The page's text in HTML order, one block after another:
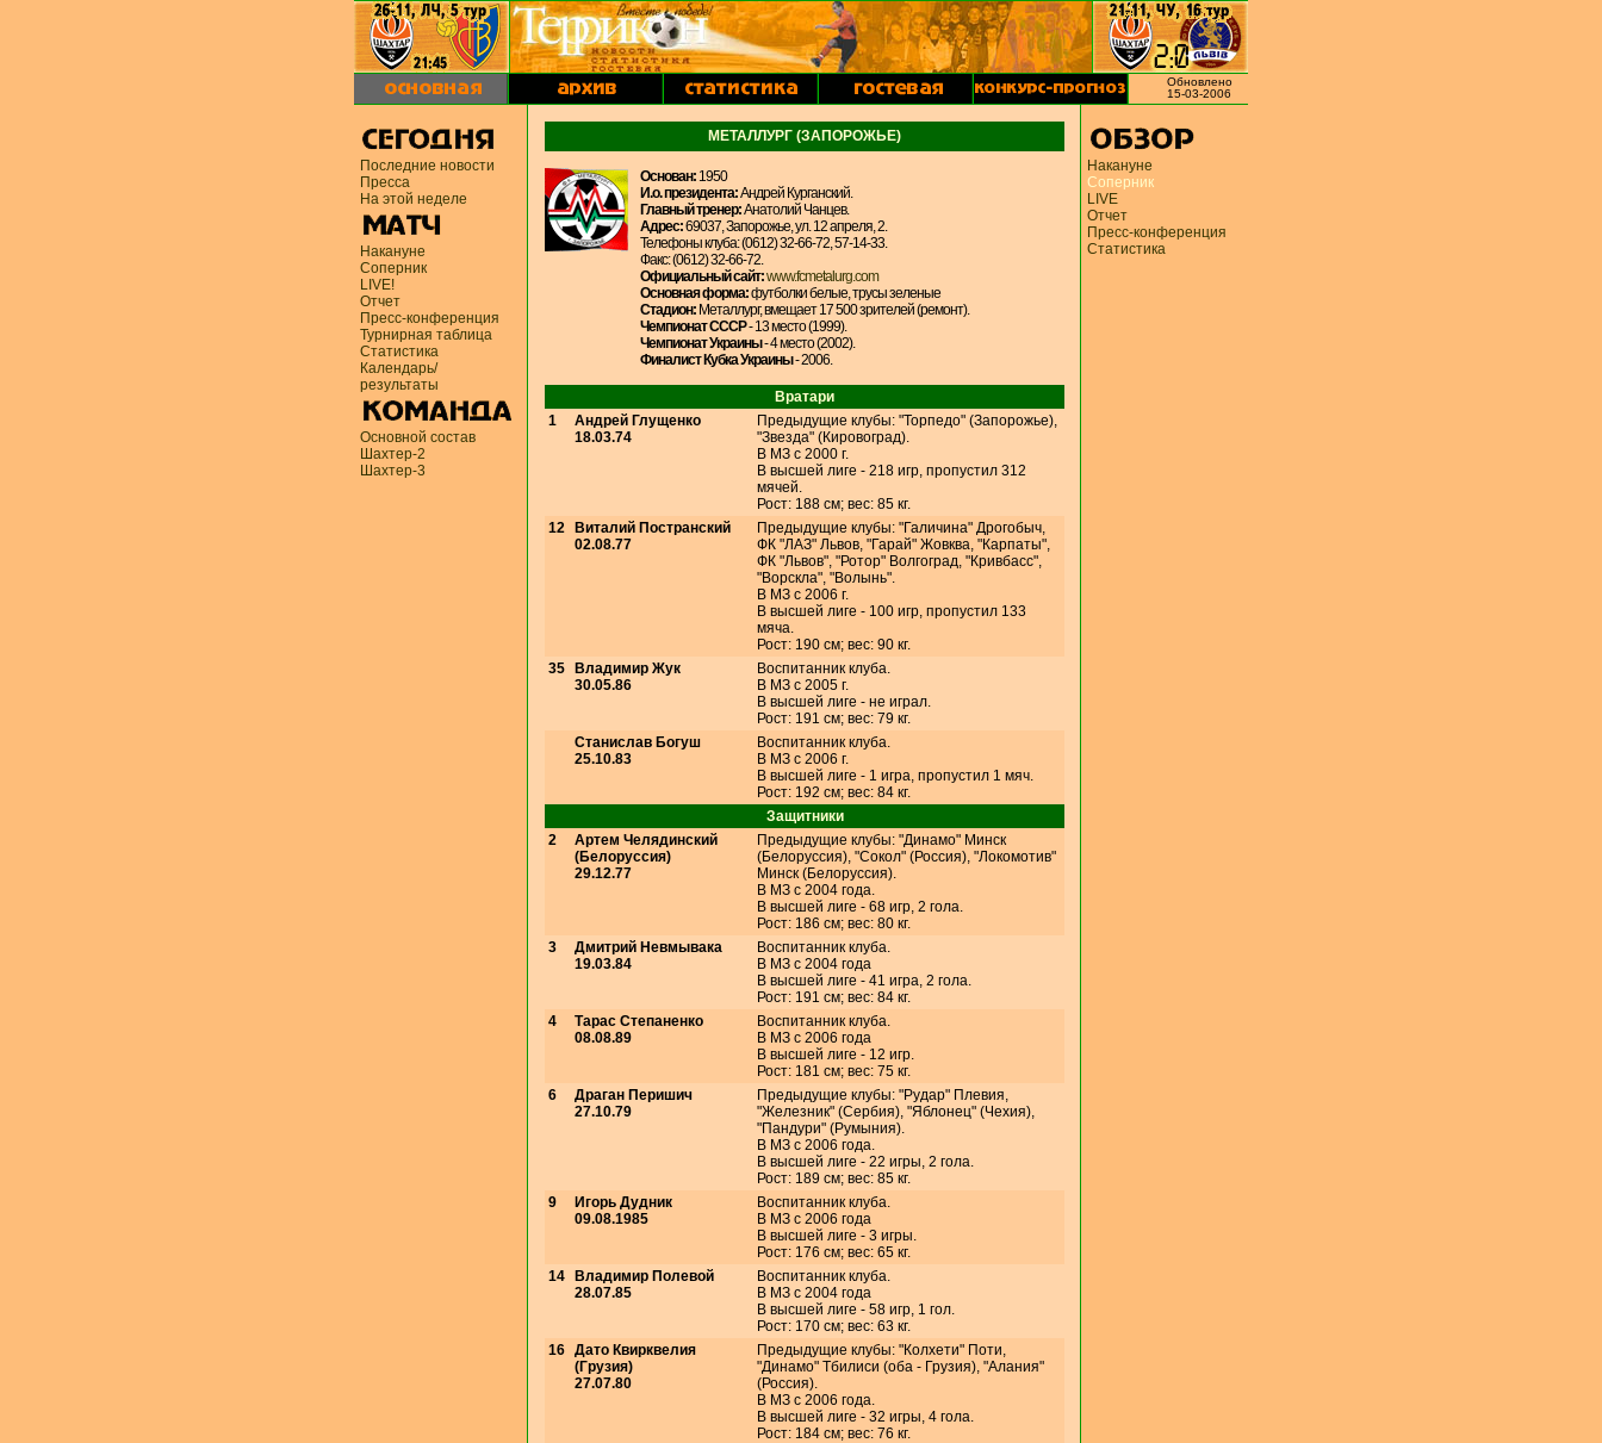
Обновлено
15-03-2006
Последние новости
Пресса
На этой неделе
Накануне
Соперник
LIVE!
Отчет
Пресс-конференция
Турнирная таблица
Статистика
Календарь/
результаты
Основной состав
Шахтер-2
Шахтер-3
МЕТАЛЛУРГ (ЗАПОРОЖЬЕ)
Основан: 1950
И.о. президента:Андрей Курганский.
Главный тренер:Анатолий Чанцев.
Адрес:69037, Запорожье, ул. 12 апреля, 2.
Телефоны клуба: (0612) 32-66-72, 57-14-33.
Факс: (0612) 32-66-72.
Официальный сайт:www.fcmetalurg.com
Основная форма:футболки белые, трусы зеленые
Стадион: Металлург, вмещает 17 500 зрителей (ремонт).
Чемпионат СССР- 13 место (1999).
Чемпионат Украины- 4 место (2002).
Финалист Кубка Украины- 2006.
Вратари
1
Андрей Глущенко
18.03.74
Предыдущие клубы: "Торпедо" (Запорожье),
"Звезда" (Кировоград).
В МЗ с 2000 г.
В высшей лиге - 218 игр, пропустил 312
мячей.
Рост: 188 см; вес: 85 кг.
12
Виталий Постранский
02.08.77
Предыдущие клубы: "Галичина" Дрогобыч,
ФК "ЛАЗ" Львов, "Гарай" Жовква, "Карпаты",
ФК "Львов", "Ротор" Волгоград, "Кривбасс",
"Ворскла", "Волынь".
В МЗ с 2006 г.
В высшей лиге - 100 игр, пропустил 133
мяча.
Рост: 190 см; вес: 90 кг.
35
Владимир Жук
30.05.86
Воспитанник клуба.
В МЗ с 2005 г.
В высшей лиге - не играл.
Рост: 191 см; вес: 79 кг.
Станислав Богуш
25.10.83
Воспитанник клуба.
В МЗ с 2006 г.
В высшей лиге - 1 игра, пропустил 1 мяч.
Рост: 192 см; вес: 84 кг.
Защитники
2
Артем Челядинский
(Белоруссия)
29.12.77
Предыдущие клубы: "Динамо" Минск
(Белоруссия), "Сокол" (Россия), "Локомотив"
Минск (Белоруссия).
В МЗ с 2004 года.
В высшей лиге - 68 игр, 2 гола.
Рост: 186 см; вес: 80 кг.
3
Дмитрий Невмывака
19.03.84
Воспитанник клуба.
В МЗ с 2004 года
В высшей лиге - 41 игра, 2 гола.
Рост: 191 см; вес: 84 кг.
4
Тарас Степаненко
08.08.89
Воспитанник клуба.
В МЗ с 2006 года
В высшей лиге - 12 игр.
Рост: 181 см; вес: 75 кг.
6
Драган Перишич
27.10.79
Предыдущие клубы: "Рудар" Плевия,
"Железник" (Сербия), "Яблонец" (Чехия),
"Пандури" (Румыния).
В МЗ с 2006 года.
В высшей лиге - 22 игры, 2 гола.
Рост: 189 см; вес: 85 кг.
9
Игорь Дудник
09.08.1985
Воспитанник клуба.
В МЗ с 2006 года
В высшей лиге - 3 игры.
Рост: 176 см; вес: 65 кг.
14
Владимир Полевой
28.07.85
Воспитанник клуба.
В МЗ с 2004 года
В высшей лиге - 58 игр, 1 гол.
Рост: 170 см; вес: 63 кг.
16 Дато Квирквелия
(Грузия)
27.07.80
Предыдущие клубы: "Колхети" Поти,
"Динамо" Тбилиси (оба - Грузия), "Алания"
(Россия).
В МЗ с 2006 года.
В высшей лиге - 32 игры, 4 гола.
Рост: 184 см; вес: 76 кг.
Накануне
Соперник
LIVE
Отчет
Пресс-конференция
Статистика